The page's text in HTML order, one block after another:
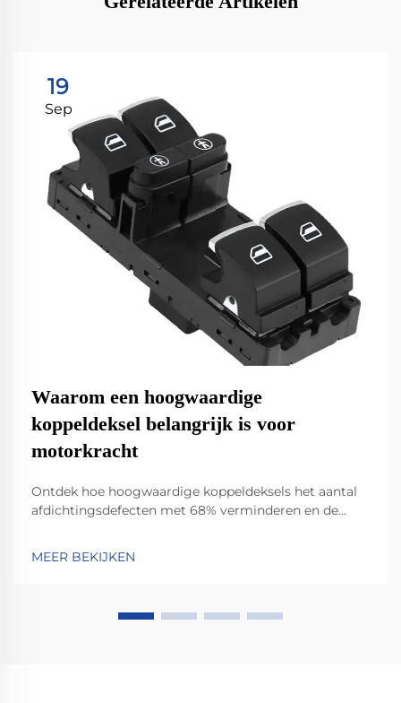
19
Sep
Waarom een hoogwaardige
koppeldeksel belangrijk is voor
motorkracht
Ontdek hoe hoogwaardige koppeldeksels het aantal
afdichtingsdefecten met 68% verminderen en de
onderhoudskosten met 40% verlagen. Bekijk echte
MEER BEKIJKEN